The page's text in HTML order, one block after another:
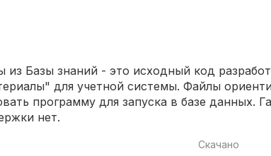
Базы знаний - это исходный код
для учетной системы. Файлы
программу для запуска в базе данных.
нет.
Скачано